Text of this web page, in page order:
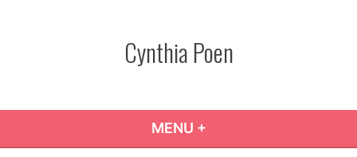
Cynthia Poen
MENU +